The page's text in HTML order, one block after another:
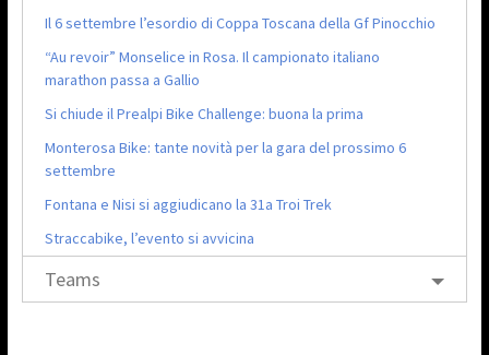
Il 6 settembre l’esordio di Coppa Toscana della Gf Pinocchio
“Au revoir” Monselice in Rosa. Il campionato italiano
marathon passa a Gallio
Si chiude il Prealpi Bike Challenge: buona la prima
Monterosa Bike: tante novità per la gara del prossimo 6
settembre
Fontana e Nisi si aggiudicano la 31a Troi Trek
Straccabike, l’evento si avvicina
Teams